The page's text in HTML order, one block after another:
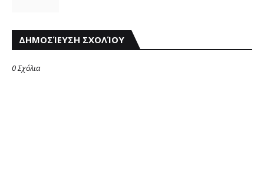
ΔΗΜΟΣΊΕΥΣΗ ΣΧΟΛΊΟΥ
0 Σχόλια